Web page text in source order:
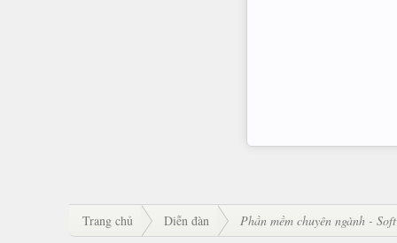
Trang chủ Diễn đàn Phần mềm chuyên ngành -